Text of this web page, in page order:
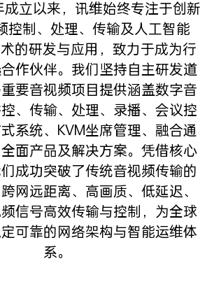
成立以来，讯维始终专注于创新
控制、处理、传输及人工智能
术的研发与应用，致力于成为行
作伙伴。我们坚持自主研发道
要音视频项目提供涵盖数字音
、传输、处理、录播、会议控
系统、KVM坐席管理、融合通
面产品及解决方案。凭借核心
成功突破了传统音视频传输的
网远距离、高画质、低延迟、
信号高效传输与控制，为全球
可靠的网络架构与智能运维体
系。